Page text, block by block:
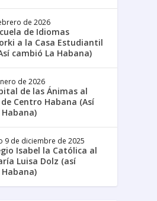
de 2026
de Idiomas
a la Casa Estudiantil
cambió La Habana)
de 2026
de las Ánimas al
Centro Habana (Así
9 de diciembre de 2025
Isabel la Católica al
Luisa Dolz (así